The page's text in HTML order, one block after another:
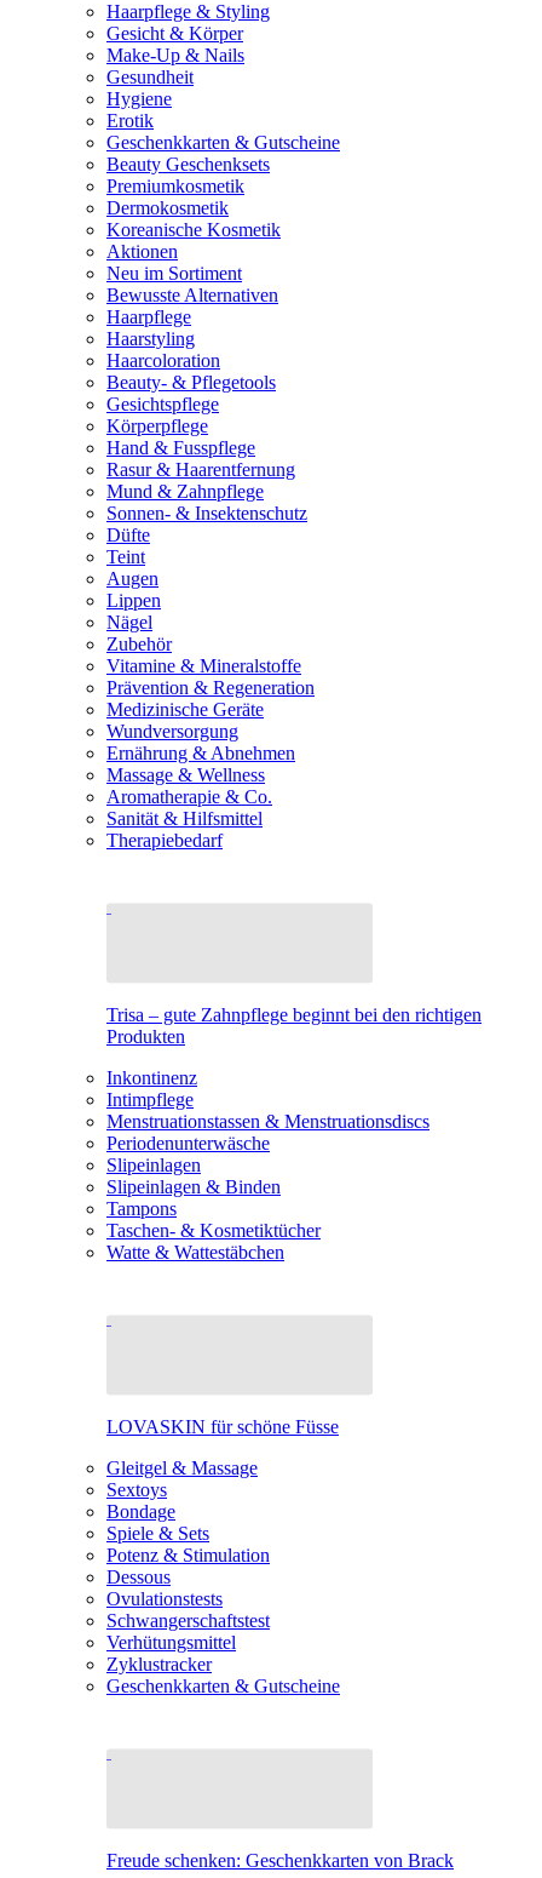
Haarpflege & Styling
Gesicht & Körper
Make-Up & Nails
Gesundheit
Hygiene
Erotik
Geschenkkarten & Gutscheine
Beauty Geschenksets
Premiumkosmetik
Dermokosmetik
Koreanische Kosmetik
Aktionen
Neu im Sortiment
Bewusste Alternativen
Haarpflege
Haarstyling
Haarcoloration
Beauty- & Pflegetools
Gesichtspflege
Körperpflege
Hand & Fusspflege
Rasur & Haarentfernung
Mund & Zahnpflege
Sonnen- & Insektenschutz
Düfte
Teint
Augen
Lippen
Nägel
Zubehör
Vitamine & Mineralstoffe
Prävention & Regeneration
Medizinische Geräte
Wundversorgung
Ernährung & Abnehmen
Massage & Wellness
Aromatherapie & Co.
Sanität & Hilfsmittel
Therapiebedarf
Trisa – gute Zahnpflege beginnt bei den richtigen
Produkten
Inkontinenz
Intimpflege
Menstruationstassen & Menstruationsdiscs
Periodenunterwäsche
Slipeinlagen
Slipeinlagen & Binden
Tampons
Taschen- & Kosmetiktücher
Watte & Wattestäbchen
LOVASKIN für schöne Füsse
Gleitgel & Massage
Sextoys
Bondage
Spiele & Sets
Potenz & Stimulation
Dessous
Ovulationstests
Schwangerschaftstest
Verhütungsmittel
Zyklustracker
Geschenkkarten & Gutscheine
Freude schenken: Geschenkkarten von Brack